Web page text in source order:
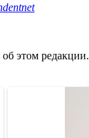
этом редакции.